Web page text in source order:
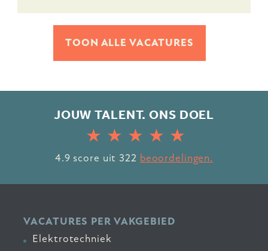
TOON ALLE VACATURES
JOUW TALENT. ONS DOEL
4.9 score uit 322 beoordelingen.
VACATURES PER VAKGEBIED
Elektrotechniek